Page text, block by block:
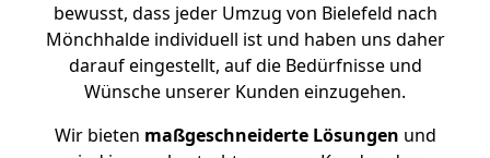
bewusst, dass jeder Umzug von Bielefeld nach
Mönchhalde individuell ist und haben uns daher
darauf eingestellt, auf die Bedürfnisse und
Wünsche unserer Kunden einzugehen.
Wir bieten maßgeschneiderte Lösungen und